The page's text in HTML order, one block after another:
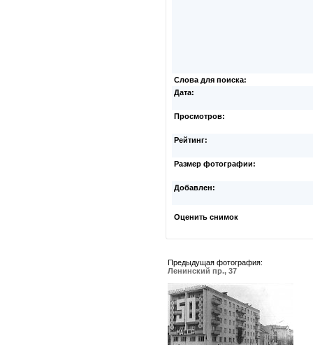
Слова для поиска:
Дата:
Просмотров:
Рейтинг:
Размер фотографии:
Добавлен:
Оценить снимок
Предыдущая фотография:
Ленинский пр., 37